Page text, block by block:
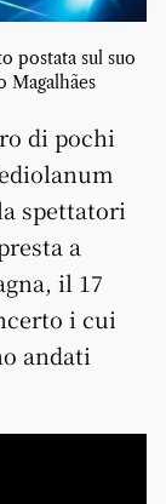
postata sul suo
Magalhães
di pochi
spettatori
a
il 17
i cui
andati